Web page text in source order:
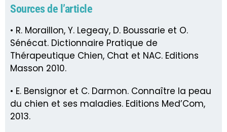
Sources de l’article
• R. Moraillon, Y. Legeay, D. Boussarie et O.
Sénécat. Dictionnaire Pratique de
Thérapeutique Chien, Chat et NAC. Editions
Masson 2010.
• E. Bensignor et C. Darmon. Connaître la peau
du chien et ses maladies. Editions Med’Com,
2013.